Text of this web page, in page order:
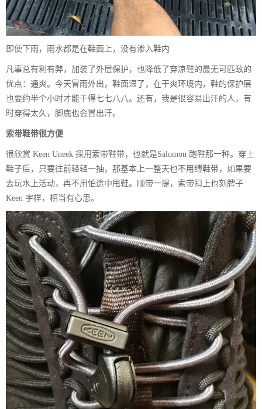
即使下雨，雨水都是在鞋面上，没有渗入鞋内
凡事总有利有弊，加装了外层保护，也降低了穿凉鞋的最无可匹敌的
优点：通爽。今天冒雨外出，鞋面湿了，在干爽环境内，鞋的保护层
也要约半个小时才能干得七七八八。还有，我是很容易出汗的人，有
时穿得太久，脚底也会冒出汗。
索带鞋带很方便
很欣赏 Keen Uneek 採用索带鞋带，也就是Salomon 跑鞋那一种。穿上
鞋子后，只要往前轻轻一抽，那基本上一整天也不用缚鞋带，如果要
去玩水上活动，再不用怕途中甩鞋。顺带一提，索带扣上也刻牌子
Keen 字样，相当有心思。